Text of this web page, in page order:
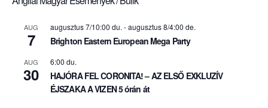
AUG
7
augusztus 7/10:00 du. -augusztus 8/4:00 de.
Brighton Eastern European Mega Party
AUG
30
6:00 du.
HAJÓRA FEL CORONITA! – AZ ELSŐ EXKLUZÍV
ÉJSZAKA A VIZEN 5 órán át